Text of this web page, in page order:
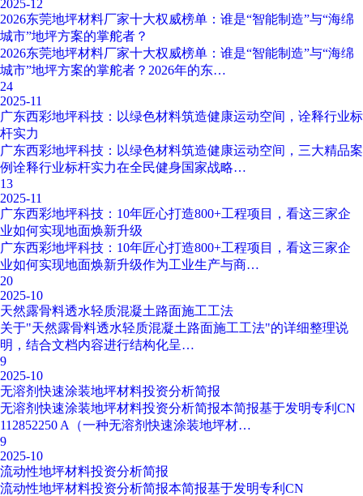
2025-12
2026东莞地坪材料厂家十大权威榜单：谁是“智能制造”与“海绵
城市”地坪方案的掌舵者？
2026东莞地坪材料厂家十大权威榜单：谁是“智能制造”与“海绵
城市”地坪方案的掌舵者？2026年的东…
24
2025-11
广东西彩地坪科技：以绿色材料筑造健康运动空间，诠释行业标
杆实力
广东西彩地坪科技：以绿色材料筑造健康运动空间，三大精品案
例诠释行业标杆实力在全民健身国家战略…
13
2025-11
广东西彩地坪科技：10年匠心打造800+工程项目，看这三家企
业如何实现地面焕新升级
广东西彩地坪科技：10年匠心打造800+工程项目，看这三家企
业如何实现地面焕新升级作为工业生产与商…
20
2025-10
天然露骨料透水轻质混凝土路面施工工法
关于"天然露骨料透水轻质混凝土路面施工工法"的详细整理说
明，结合文档内容进行结构化呈…
9
2025-10
无溶剂快速涂装地坪材料投资分析简报
无溶剂快速涂装地坪材料投资分析简报本简报基于发明专利CN
112852250 A（一种无溶剂快速涂装地坪材…
9
2025-10
流动性地坪材料投资分析简报
流动性地坪材料投资分析简报本简报基于发明专利CN